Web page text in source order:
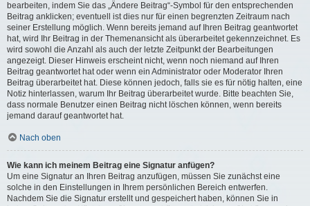
bearbeiten, indem Sie das „Ändere Beitrag“-Symbol für den entsprechenden
Beitrag anklicken; eventuell ist dies nur für einen begrenzten Zeitraum nach
seiner Erstellung möglich. Wenn bereits jemand auf Ihren Beitrag geantwortet
hat, wird Ihr Beitrag in der Themenansicht als überarbeitet gekennzeichnet. Es
wird sowohl die Anzahl als auch der letzte Zeitpunkt der Bearbeitungen
angezeigt. Dieser Hinweis erscheint nicht, wenn noch niemand auf Ihren
Beitrag geantwortet hat oder wenn ein Administrator oder Moderator Ihren
Beitrag überarbeitet hat. Diese können jedoch, falls sie es für nötig halten, eine
Notiz hinterlassen, warum Ihr Beitrag überarbeitet wurde. Bitte beachten Sie,
dass normale Benutzer einen Beitrag nicht löschen können, wenn bereits
jemand darauf geantwortet hat.
Nach oben
Wie kann ich meinem Beitrag eine Signatur anfügen?
Um eine Signatur an Ihren Beitrag anzufügen, müssen Sie zunächst eine
solche in den Einstellungen in Ihrem persönlichen Bereich entwerfen.
Nachdem Sie die Signatur erstellt und gespeichert haben, können Sie in